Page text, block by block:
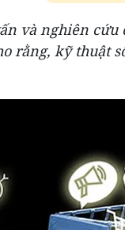
và nghiên
rằng, kỹ thuật